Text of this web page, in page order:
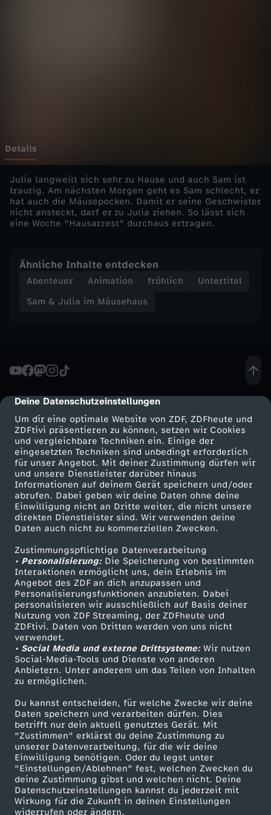
cmp-dialog-description
Deine Datenschutzeinstellungen
Um dir eine optimale Website von ZDF, ZDFheute und
ZDFtivi präsentieren zu können, setzen wir Cookies
und vergleichbare Techniken ein. Einige der
eingesetzten Techniken sind unbedingt erforderlich
für unser Angebot. Mit deiner Zustimmung dürfen wir
und unsere Dienstleister darüber hinaus
Informationen auf deinem Gerät speichern und/oder
abrufen. Dabei geben wir deine Daten ohne deine
Einwilligung nicht an Dritte weiter, die nicht unsere
direkten Dienstleister sind. Wir verwenden deine
Daten auch nicht zu kommerziellen Zwecken.
Zustimmungspflichtige Datenverarbeitung
• Personalisierung:Die Speicherung von bestimmten
Interaktionen ermöglicht uns, dein Erlebnis im
Angebot des ZDF an dich anzupassen und
Personalisierungsfunktionen anzubieten. Dabei
personalisieren wir ausschließlich auf Basis deiner
Nutzung von ZDF Streaming, der ZDFheute und
ZDFtivi. Daten von Dritten werden von uns nicht
verwendet.
• Social Media und externe Drittsysteme:Wir nutzen
Social-Media-Tools und Dienste von anderen
Anbietern. Unter anderem um das Teilen von Inhalten
zu ermöglichen.
Du kannst entscheiden, für welche Zwecke wir deine
Daten speichern und verarbeiten dürfen. Dies
betrifft nur dein aktuell genutztes Gerät. Mit
"Zustimmen" erklärst du deine Zustimmung zu
unserer Datenverarbeitung, für die wir deine
Einwilligung benötigen. Oder du legst unter
"Einstellungen/Ablehnen" fest, welchen Zwecken du
deine Zustimmung gibst und welchen nicht. Deine
Datenschutzeinstellungen kannst du jederzeit mit
Wirkung für die Zukunft in deinen Einstellungen
widerrufen oder ändern.
ä
u
s
h
a
D
i
e
M
ä
u
s
e
p
o
c
k
e
n
Details
Julia langweilt sich sehr zu Hause und auch Sam ist
traurig. Am nächsten Morgen geht es Sam schlecht, er
hat auch die Mäusepocken. Damit er seine Geschwister
nicht ansteckt, darf er zu Julia ziehen. So lässt sich
eine Woche "Hausarrest" durchaus ertragen.
Ähnliche Inhalte entdecken
Abenteuer Animation fröhlich
Untertitel
Sam & Julia im Mäusehaus
Mehr ZDF
ZDF-Apps
Smart TV
ZDFtext
Livestreams
Sendungen A-Z
TV-Programm
Service
ZDFmitreden
Kontakt zum ZDF
Tickets
Zuschauerservice
Hilfe
ZDF Unternehmen
Karriere
ZDF goes Schule
Werbefernsehen
Mainzelmännchen